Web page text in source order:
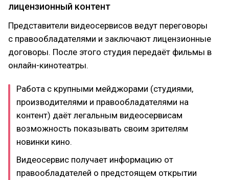
лицензионный контент
Представители видеосервисов ведут переговоры
с правообладателями и заключают лицензионные
договоры. После этого студия передаёт фильмы в
онлайн-кинотеатры.
Работа с крупными мейджорами (студиями,
производителями и правообладателями на
контент) даёт легальным видеосервисам
возможность показывать своим зрителям
новинки кино.
Видеосервис получает информацию от
правообладателей о предстоящем открытии